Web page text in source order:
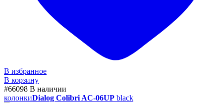
В избранное
В корзину
#66098 В наличии
колонкиDialog Colibri AC-06UP black